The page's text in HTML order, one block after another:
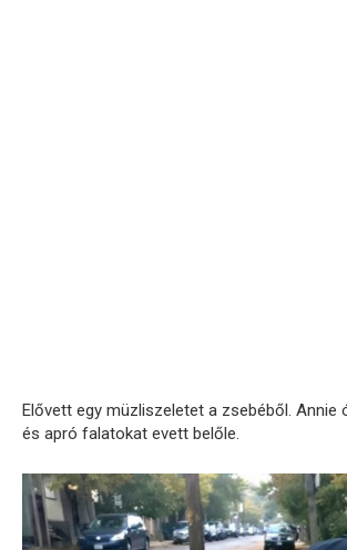
Elővett egy müzliszeletet a zsebéből. Annie
és apró falatokat evett belőle.